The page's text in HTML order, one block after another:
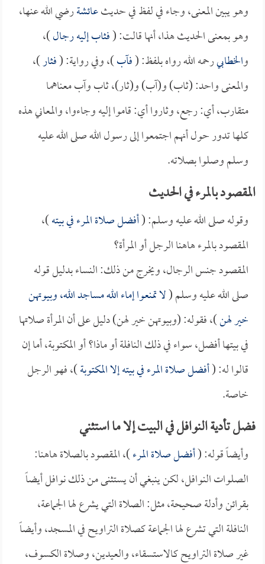
وهو يبين المعنى، وجاء في لفظ في حديثعائشةرضي الله عنها،
وهو بمعنى الحديث هذا، أنها قالت: (فثاب إليه رجال)،
والخطابيرحمه الله رواه بلفظ: (فآب)، وفي رواية: (فثار)،
والمعنى واحد: (ثاب) و(آب) و(ثار)، ثاب وآب معناهما
متقارب، أي: رجع، وثاروا أي: قاموا إليه وجاءوا، والمعاني هذه
كلها تدور حول أنهم اجتمعوا إلى رسول الله صلى الله عليه
وسلم وصلوا بصلاته. ‏
المقصود بالمرء في الحديث
وقوله صلى الله عليه وسلم: (أفضل صلاة المرء في بيته)،
المقصود بالمرء هاهنا الرجل أو المرأة؟
المقصود جنس الرجال، ويخرج من ذلك: النساء بدليل قوله
صلى الله عليه وسلم (لا تمنعوا إماء الله مساجد الله، وبيوتهن
خير لهن)، فقوله: (وبيوتهن خير لهن) دليل على أن المرأة صلاتها
في بيتها أفضل، سواء في ذلك النافلة أو ماذا؟ أو المكتوبة، أما إن
قالوا له: (أفضل صلاة المرء في بيته إلا المكتوبة)، فهو الرجل
خاصة.
فضل تأدية النوافل في البيت إلا ما استثني
وأيضاً قوله: (أفضل صلاة المرء)، المقصود بالصلاة هاهنا:
الصلوات النوافل، لكن ينبغي أن يستثنى من ذلك نوافل أيضاً
بقرائن وأدلة صحيحة، مثل: الصلاة التي يشرع لها الجماعة،
النافلة التي تشرع لها الجماعة كصلاة التراويح في المسجد، وأيضاً
غير صلاة التراويح كالاستسقاء، والعيدين، وصلاة الكسوف،